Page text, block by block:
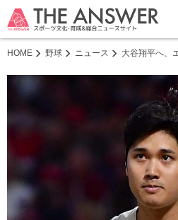
HOME 野球 ニュース 大谷翔平へ、